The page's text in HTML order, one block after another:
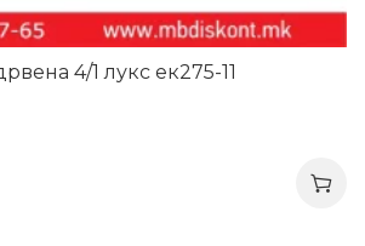
4/1 лукс ек275-11